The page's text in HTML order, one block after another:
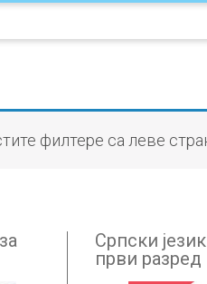
филтере са леве
Српски
први